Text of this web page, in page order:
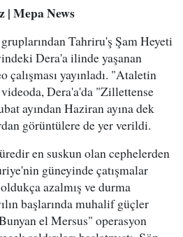
| Mepa News
Tahriru'ş Şam Heyeti
Dera'a ilinde yaşanan
çalışması yayınladı. "Ataletin
videoda, Dera'a'da "Zillettense
ayından Haziran ayına dek
görüntülere de yer verildi.
en suskun olan cephelerden
güneyinde çatışmalar
azalmış ve durma
başlarında muhalif güçler
el Mersus" operasyon